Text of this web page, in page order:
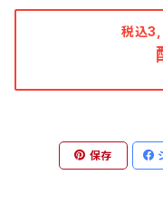
税込
保存